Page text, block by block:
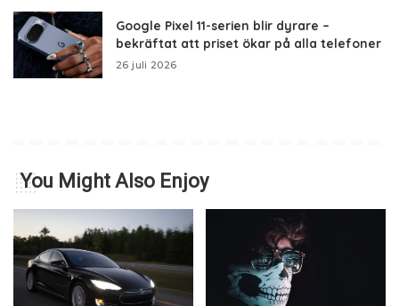
Google Pixel 11-serien blir dyrare –
bekräftat att priset ökar på alla telefoner
26 juli 2026
You Might Also Enjoy